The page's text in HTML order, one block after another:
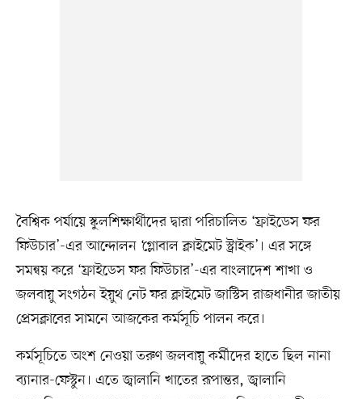
বৈশ্বিক পর্যায়ে স্কুলশিক্ষার্থীদের দ্বারা পরিচালিত ‘ফ্রাইডেস ফর
ফিউচার’-এর আন্দোলন ‘গ্লোবাল ক্লাইমেট স্ট্রাইক’। এর সঙ্গে
সমন্বয় করে ‘ফ্রাইডেস ফর ফিউচার’-এর বাংলাদেশ শাখা ও
জলবায়ু সংগঠন ইয়ুথ নেট ফর ক্লাইমেট জাস্টিস রাজধানীর জাতীয়
প্রেসক্লাবের সামনে আজকের কর্মসূচি পালন করে।
কর্মসূচিতে অংশ নেওয়া তরুণ জলবায়ু কর্মীদের হাতে ছিল নানা
ব্যানার-ফেস্টুন। এতে জ্বালানি খাতের রূপান্তর, জ্বালানি